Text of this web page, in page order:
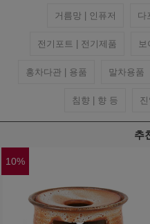
거름망 | 인퓨저 다
전기포트 | 전기제품
홍차다관 | 용품 말차용품
침향 | 향 등
추
10%